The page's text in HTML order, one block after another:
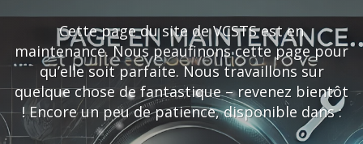
Cette page du site de VCSTS est en
maintenance. Nous peaufinons cette page pour
qu’elle soit parfaite. Nous travaillons sur
quelque chose de fantastique – revenez bientôt
! Encore un peu de patience, disponible dans :